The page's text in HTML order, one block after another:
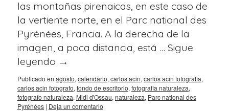
las montañas pirenaicas, en este caso de
la vertiente norte, en el Parc national des
Pyrénées, Francia. A la derecha de la
imagen, a poca distancia, está … Sigue
leyendo →
Publicado en agosto, calendario, carlos acin, carlos acin fotografia,
carlos acin fotografo, fondo de escritorio, fotografia naturaleza,
fotografo naturaleza, Midi d'Ossau, naturaleza, Parc national des
Pyrénées | Deja un comentario